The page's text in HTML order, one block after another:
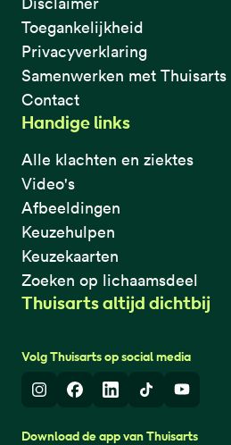
Toegankelijkheid
Privacyverklaring
Samenwerken met Thuisarts
Contact
Handige links
Alle klachten en ziektes
Video's
Afbeeldingen
Keuzehulpen
Keuzekaarten
Zoeken op lichaamsdeel
Thuisarts altijd dichtbij
Volg Thuisarts op social media
InstagramFacebook
LinkedInTikTokYoutube
Download de app van Thuisarts